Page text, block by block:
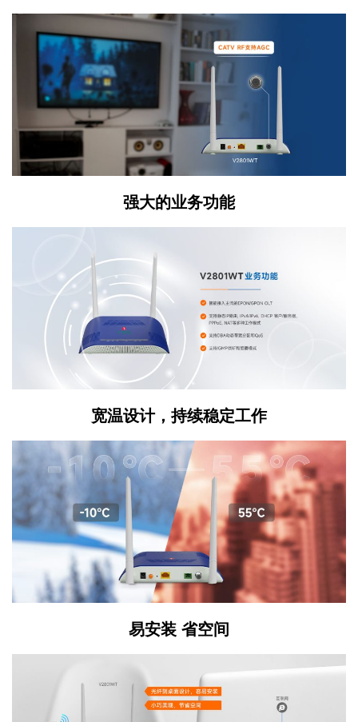
强大的业务功能
宽温设计，持续稳定工作
易安装 省空间